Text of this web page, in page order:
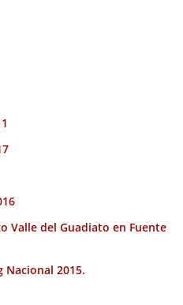
Valle del Guadiato en Fuente
Nacional 2015.